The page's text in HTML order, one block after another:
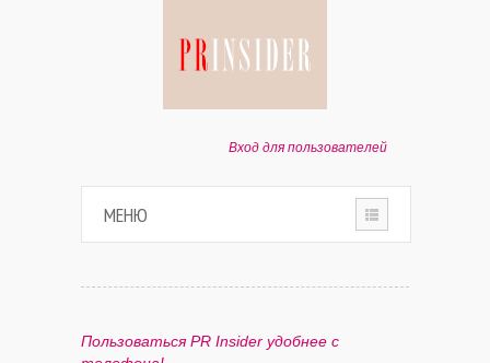
Вход для пользователей
МЕНЮ
Пользоваться PR Insider удобнее с